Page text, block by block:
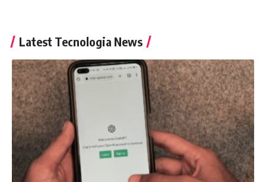
Latest Tecnologia News